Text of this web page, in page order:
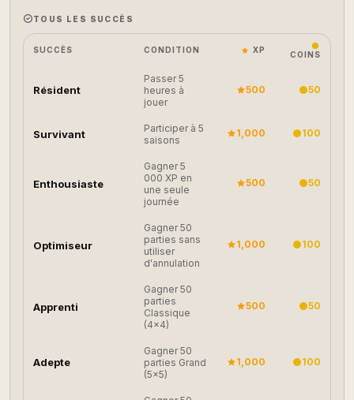
TOUS LES SUCCÈS
SUCCÈS CONDITION XP
COINS
Résident
Passer 5
heures à
jouer
500 50
Survivant
Participer à 5
saisons
1,000 100
Enthousiaste
Gagner 5
000 XP en
une seule
journée
500 50
Optimiseur
Gagner 50
parties sans
utiliser
d'annulation
1,000 100
Apprenti
Gagner 50
parties
Classique
(4×4)
500 50
Adepte
Gagner 50
parties Grand
(5×5)
1,000 100